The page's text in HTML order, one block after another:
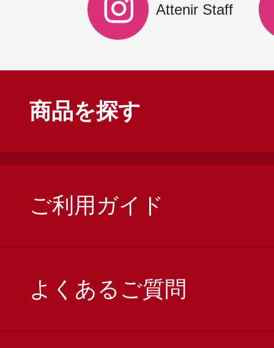
Attenir Staff
商品を探す
ご利用ガイド
よくあるご質問